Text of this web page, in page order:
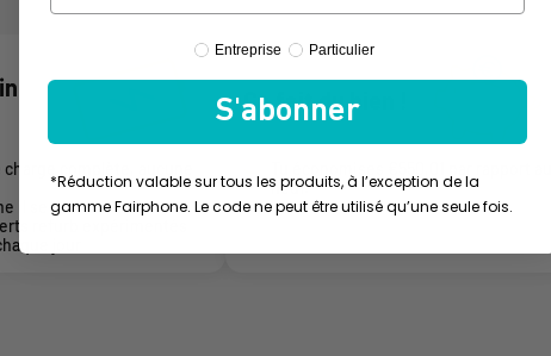
complète, aucune
il se doit
refurb expérimentés
jour
Ça fait du bien !
neuf.
Profile Type
Entreprise Particulier
S'abonner
*Réduction valable sur tous les produits, à l’exception de la
gamme Fairphone. Le code ne peut être utilisé qu’une seule fois.